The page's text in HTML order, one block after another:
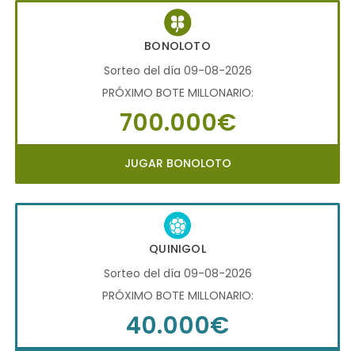
BONOLOTO
Sorteo del día 09-08-2026
PRÓXIMO BOTE MILLONARIO:
700.000€
JUGAR BONOLOTO
QUINIGOL
Sorteo del día 09-08-2026
PRÓXIMO BOTE MILLONARIO:
40.000€